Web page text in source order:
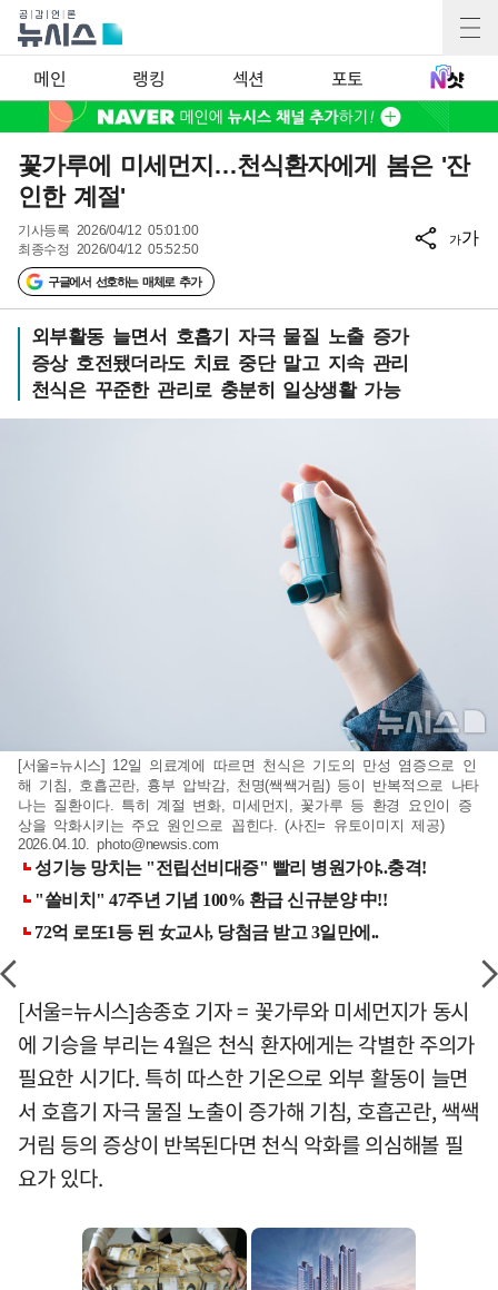
메인 랭킹 섹션 포토
꽃가루에 미세먼지…천식환자에게 봄은 '잔
인한 계절'
기사등록 2026/04/12 05:01:00
최종수정 2026/04/12 05:52:50
구글에서 선호하는 매체로 추가
가가
외부활동 늘면서 호흡기 자극 물질 노출 증가
증상 호전됐더라도 치료 중단 말고 지속 관리
천식은 꾸준한 관리로 충분히 일상생활 가능
[서울=뉴시스] 12일 의료계에 따르면 천식은 기도의 만성 염증으로 인
해 기침, 호흡곤란, 흉부 압박감, 천명(쌕쌕거림) 등이 반복적으로 나타
나는 질환이다. 특히 계절 변화, 미세먼지, 꽃가루 등 환경 요인이 증
상을 악화시키는 주요 원인으로 꼽힌다. (사진= 유토이미지 제공)
2026.04.10.photo@newsis.com
[서울=뉴시스]송종호 기자 = 꽃가루와 미세먼지가 동시
에 기승을 부리는 4월은 천식 환자에게는 각별한 주의가
필요한 시기다. 특히 따스한 기온으로 외부 활동이 늘면
서 호흡기 자극 물질 노출이 증가해 기침, 호흡곤란, 쌕쌕
거림 등의 증상이 반복된다면 천식 악화를 의심해볼 필
요가 있다.